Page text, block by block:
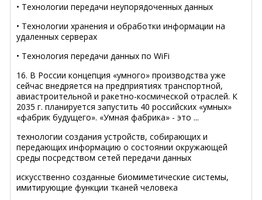
• Технологии передачи неупорядоченных данных
• Технологии хранения и обработки информации на
удаленных серверах
• Технология передачи данных по WiFi
16. В России концепция «умного» производства уже
сейчас внедряется на предприятиях транспортной,
авиастроительной и ракетно-космической отраслей. К
2035 г. планируется запустить 40 российских «умных»
«фабрик будущего». «Умная фабрика» - это ...
технологии создания устройств, собирающих и
передающих информацию о состоянии окружающей
среды посредством сетей передачи данных
искусственно созданные биомиметические системы,
имитирующие функции тканей человека